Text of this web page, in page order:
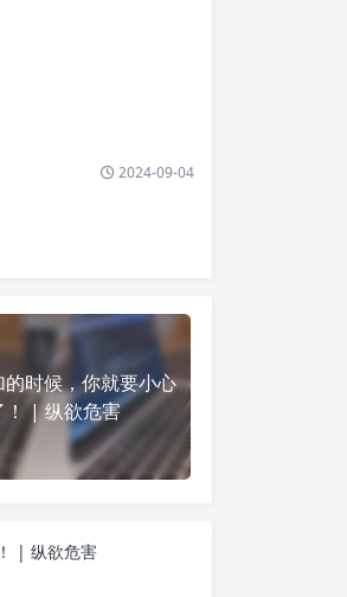
2024-09-04
时候，你就要小心
！ | 纵欲危害
| 纵欲危害